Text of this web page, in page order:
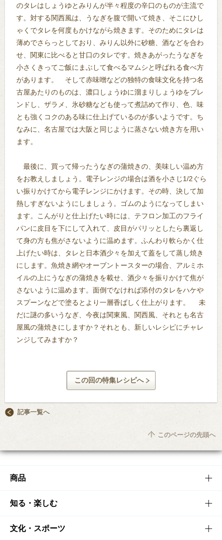
のタレはしょうゆとみりんが半々程度の辛口のものが主流で
す。対する関西風は、うなぎを腹で開いて焼き、そこにひし
ゃくでタレを何度もかけながら焼きます。そのためにタレは
薄めでさらっとしており、みりん以外に砂糖、酒などを合わ
せ、関東に比べると甘口のタレです。焼きあがったうなぎを
小さくきってご飯にまぶして食べるマムシと呼ばれる食べ方
があります。 そして赤味噌などの独特の食味文化を持つ名
古屋あたりのものは、濃口しょうゆに溜まりしょうゆをブレ
ンドし、ザラメ、氷砂糖なども使って煮詰めて作り、色、味
とも強くコクのある味に仕上げているのが多いようです。ち
なみに、名古屋では大阪と同じように蒸さない焼き方を用い
ます。
最後に、買って帰ったうなぎの蒲焼きの、美味しい温め方
をお教えしましょう。電子レンジの場合は酒を小さじ1/2ぐら
い振りかけてから電子レンジにかけます。その時、決して加
熱しすぎないようにしましょう。ゴムのようになってしまい
ます。こんがりと仕上げたい時には、テフロン加工のフライ
パンに皮目を下にして入れて、皮目がパリッとしたら裏返し
て身の方も焦がさないように温めます。ふんわり軟らかく仕
上げたい時は、タレと日本酒少々を加えて蓋をして蒸し焼き
にします。魚焼き網やオーブントースターの場合、アルミホ
イルの上にうなぎの蒲焼きを載せ、酒少々を振りかけて焦が
さないように温めます。面倒でなければ添付のタレをハケや
スプーンなどで塗るとより一層香ばしく仕上がります。 未
だに謎の多いうなぎ、今夜は関東風、関西風、それとも名古
屋風の蒲焼きにしますか？それとも、新しいレシピにチャレ
ンジしてみますか？
この回の特集レシピへ
記事一覧へ
このページの先頭へ
商品
商品TOP
商品一覧
知る・楽しむ
知る・楽しむTOP
文化・スポーツ